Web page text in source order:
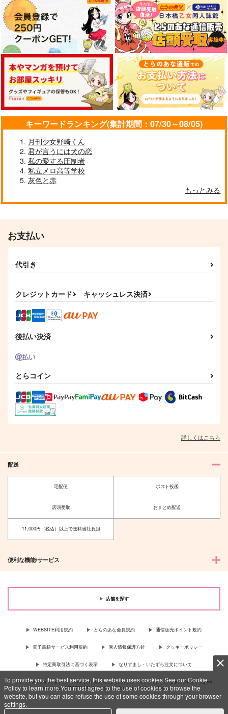
To provide you the best service, this website uses cookies.See our Cookie
Policy to learn more.You must agree to the use of cookies to browse the
website, but you can also refuse the use of some cookies through your browser
settings.
キーワードランキング(集計期間：07/30～08/05)
月刊少女野崎くん
君が言うには犬の恋
私の愛する圧制者
私立メロ高等学校
灰色と赤
もっとみる
お支払い
代引き
クレジットカード キャッシュレス決済
後払い決済
とらコイン
詳しくはこちら
配送
宅配便 ポスト投函
店頭受取 おまとめ配送
11,000円（税込）以上で送料当社負担
便利な機能/サービス
店舗を探す
WEBSITE利用規約 とらのあな会員規約 通信販売ポイント規約
電子書籍サービス利用規約 個人情報保護方針 クッキーポリシー
特定商取引法に基づく表示 なりすまし・いたずら注文について
For Overseas customer, now you can ship your purchases by using purchases agent
services “AOCS”! Click {more…} for more information …more